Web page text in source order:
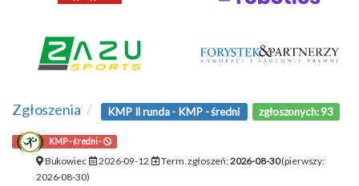
Zgłoszenia KMP II runda - KMP - średni zgłoszonych: 93
KMP - średni -
Bukowiec 2026-09-12 Term. zgłoszeń:2026-08-30(pierwszy:
2026-08-30)